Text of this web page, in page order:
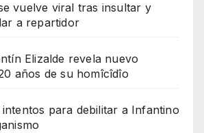
vuelve viral tras insultar y
a repartidor
Elizalde revela nuevo
años de su homîcîdîo
intentos para debilitar a Infantino